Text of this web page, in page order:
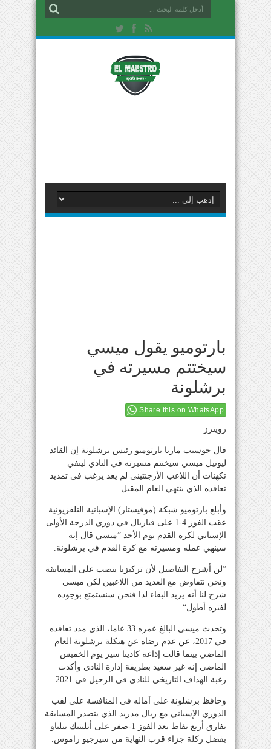
بارتوميو يقول ميسي
سيختتم مسيرته في
برشلونة
Share this on WhatsApp
رويترز
قال جوسيب ماريا بارتوميو رئيس برشلونة إن القائد
ليونيل ميسي سيختتم مسيرته في النادي لينفي
تكهنات أن اللاعب الأرجنتيني لم يعد يرغب في تمديد
تعاقده الذي ينتهي العام المقبل.
وأبلغ بارتوميو شبكة (موفيستار) الإسبانية التلفزيونية
عقب الفوز 4-1 على فياريال في دوري الدرجة الأولى
الإسباني لكرة القدم يوم الأحد ”ميسي قال إنه
سينهي عمله ومسيرته مع كرة القدم في برشلونة.
”لن أشرح التفاصيل لأن تركيزنا ينصب على المسابقة
ونحن نتفاوض مع العديد من اللاعبين لكن ميسي
شرح لنا أنه يريد البقاء لذا فنحن سنستمتع بوجوده
لفترة أطول“.
وتحدث ميسي البالغ عمره 33 عاما، الذي مدد تعاقده
في 2017، عن عدم رضاه عن هيكلة برشلونة العام
الماضي بينما قالت إذاعة كادينا سير يوم الخميس
الماضي إنه غير سعيد بطريقة إدارة النادي وأكدت
رغبة الهداف التاريخي للنادي في الرحيل في 2021.
وحافظ برشلونة على آماله في المنافسة على لقب
الدوري الإسباني مع ريال مدريد الذي يتصدر المسابقة
بفارق أربع نقاط بعد الفوز 1-صفر على أتليتيك بيلباو
بفضل ركلة جزاء قرب النهاية من سيرجيو راموس.